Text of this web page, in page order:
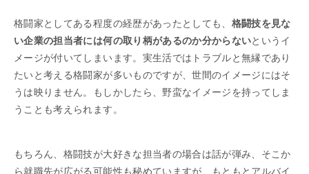
格闘家としてある程度の経歴があったとしても、 格闘技を見な
い企業の担当者には何の取り柄があるのか分からないというイ
メージが付いてしまいます。実生活ではトラブルと無縁であり
たいと考える格闘家が多いものですが、世間のイメージにはそ
うは映りません。もしかしたら、野蛮なイメージを持ってしま
うことも考えられます。
もちろん、格闘技が大好きな担当者の場合は話が弾み、そこか
ら就職先が広がる可能性も秘めていますが、もともとアルバイ